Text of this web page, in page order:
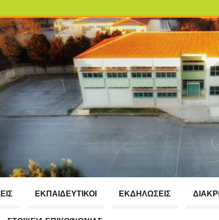
ΕΚΠΑΙΔΕΥΤΙΚΟΊ ΕΚΔΗΛΏΣΕΙΣ